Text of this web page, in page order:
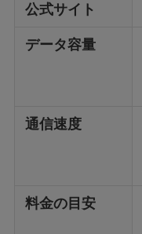
公式サイト
データ容量
通信速度
料金の目安